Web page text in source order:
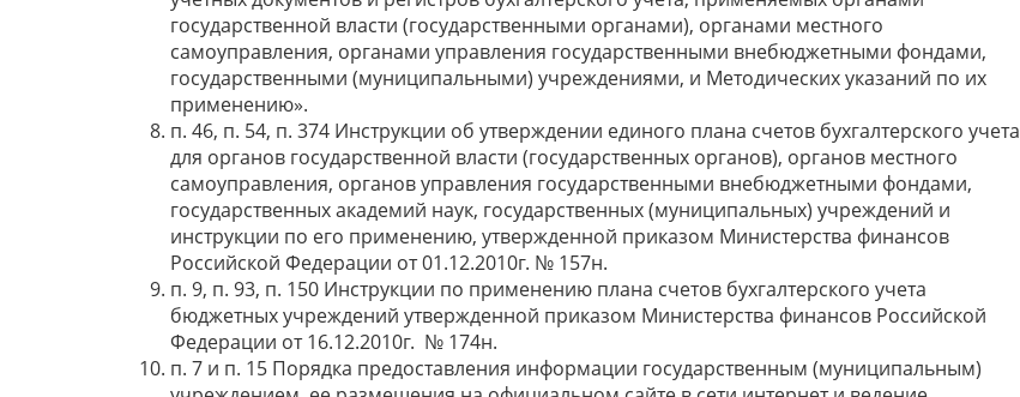
государственной власти (государственными органами), органами местного
самоуправления, органами управления государственными внебюджетными фондами,
государственными (муниципальными) учреждениями, и Методических указаний по их
применению».
п. 46, п. 54, п. 374 Инструкции об утверждении единого плана счетов бухгалтерского учета
для органов государственной власти (государственных органов), органов местного
самоуправления, органов управления государственными внебюджетными фондами,
государственных академий наук, государственных (муниципальных) учреждений и
инструкции по его применению, утвержденной приказом Министерства финансов
Российской Федерации от 01.12.2010г. № 157н.
п. 9, п. 93, п. 150 Инструкции по применению плана счетов бухгалтерского учета
бюджетных учреждений утвержденной приказом Министерства финансов Российской
Федерации от 16.12.2010г. № 174н.
п. 7 и п. 15 Порядка предоставления информации государственным (муниципальным)